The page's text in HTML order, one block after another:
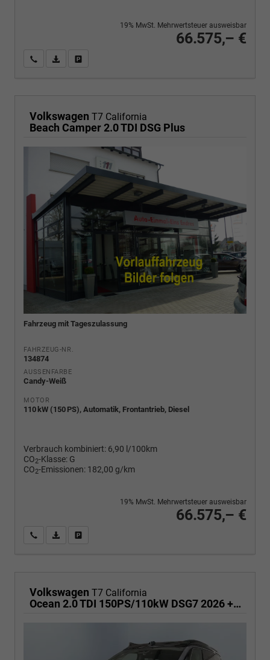
66.575,– €
19% MwSt. Mehrwertsteuer ausweisbar
Wir rufen Sie anPDF-Fahrzeugexposé drucken
Volkswagen T7 California
Beach Camper 2.0 TDI DSG Plus
Fahrzeug mit Tageszulassung
FAHRZEUG-NR.
134874
AUSSENFARBE
Candy-Weiß
MOTOR
110 kW (150 PS), Automatik, Frontantrieb, Diesel
Verbrauch kombiniert: 6,90 l/100km
CO2-Klasse: G
CO2-Emissionen: 182,00 g/km
66.575,– €
19% MwSt. Mehrwertsteuer ausweisbar
Wir rufen Sie anPDF-Fahrzeugexposé drucken
Volkswagen T7 California
Ocean 2.0 TDI 150PS/110kW DSG7 2026 +TOP & PARK PAKET+18" ALU+AHK+TRAVEL ASSIST+EL- HEBEDACH, BASALT GRAU+CAMPINGAUSBAU